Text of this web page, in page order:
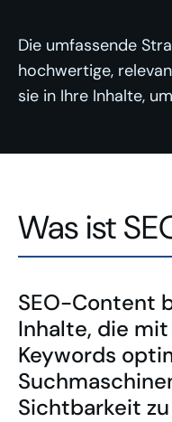
Die umfassende
hochwertige,
sie in Ihre Inhalte,
Was ist
SEO-Content
Inhalte, die
Keywords
Sichtbarkeit